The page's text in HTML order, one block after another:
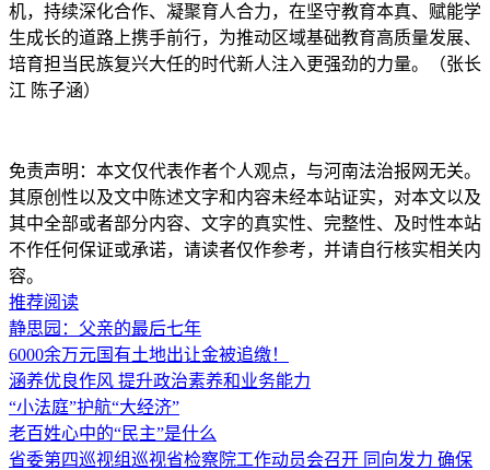
机，持续深化合作、凝聚育人合力，在坚守教育本真、赋能学
生成长的道路上携手前行，为推动区域基础教育高质量发展、
培育担当民族复兴大任的时代新人注入更强劲的力量。（张长
江 陈子涵）
免责声明：本文仅代表作者个人观点，与河南法治报网无关。
其原创性以及文中陈述文字和内容未经本站证实，对本文以及
其中全部或者部分内容、文字的真实性、完整性、及时性本站
不作任何保证或承诺，请读者仅作参考，并请自行核实相关内
容。
推荐阅读
静思园：父亲的最后七年
6000余万元国有土地出让金被追缴！
涵养优良作风 提升政治素养和业务能力
“小法庭”护航“大经济”
老百姓心中的“民主”是什么
省委第四巡视组巡视省检察院工作动员会召开 同向发力 确保